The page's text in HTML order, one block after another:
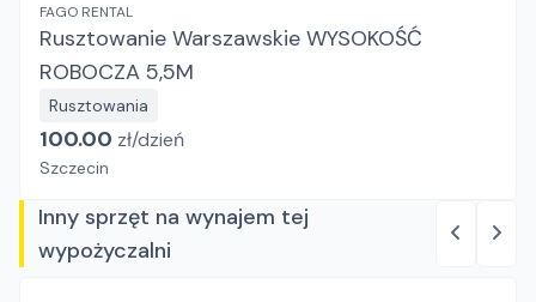
FAGO RENTAL
Rusztowanie Warszawskie WYSOKOŚĆ
ROBOCZA 5,5M
Rusztowania
100.00 zł/dzień
Szczecin
Inny sprzęt na wynajem tej
wypożyczalni